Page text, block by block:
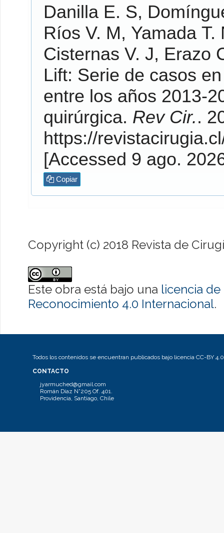
Danilla E. S,
Ríos V. M, Yamada T.
Cisternas V. J, Erazo
Lift: Serie de casos
entre los años 2013-
quirúrgica. Rev Cir..
https://
[Accessed 9 ago.
Copiar
Copyright (c) 2018 Revista de
Este obra está bajo una licencia
Reconocimiento 4.0 Internacional.
Todos los contenidos se encuentran publicados bajo licencia CC-BY 4.0
CONTACTO
jyarmuched@gmail.com
Román Díaz N°205 Of. 401.
Providencia, Santiago, Chile